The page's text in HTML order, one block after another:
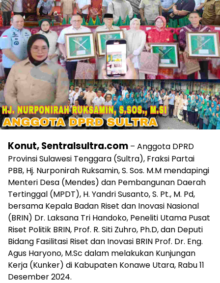
Konut, Sentralsultra.com – Anggota DPRD
Provinsi Sulawesi Tenggara (Sultra), Fraksi Partai
PBB, Hj. Nurponirah Ruksamin, S. Sos. M.M mendapingi
Menteri Desa (Mendes) dan Pembangunan Daerah
Tertinggal (MPDT), H. Yandri Susanto, S. Pt., M. Pd,
bersama Kepala Badan Riset dan Inovasi Nasional
(BRIN) Dr. Laksana Tri Handoko, Peneliti Utama Pusat
Riset Politik BRIN, Prof. R. Siti Zuhro, Ph.D, dan Deputi
Bidang Fasilitasi Riset dan Inovasi BRIN Prof. Dr. Eng.
Agus Haryono, M.Sc dalam melakukan Kunjungan
Kerja (Kunker) di Kabupaten Konawe Utara, Rabu 11
Desember 2024.